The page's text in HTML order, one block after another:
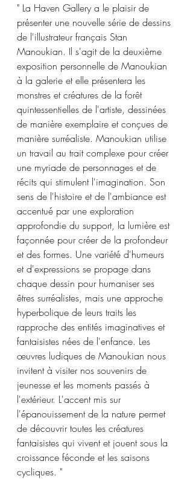
" La Haven Gallery a le plaisir de
présenter une nouvelle série de dessins
de l'illustrateur français Stan
Manoukian. Il s'agit de la deuxième
exposition personnelle de Manoukian
à la galerie et elle présentera les
monstres et créatures de la forêt
quintessentielles de l'artiste, dessinées
de manière exemplaire et conçues de
manière surréaliste. Manoukian utilise
un travail au trait complexe pour créer
une myriade de personnages et de
récits qui stimulent l'imagination. Son
sens de l'histoire et de l'ambiance est
accentué par une exploration
approfondie du support, la lumière est
façonnée pour créer de la profondeur
et des formes. Une variété d'humeurs
et d'expressions se propage dans
chaque dessin pour humaniser ses
êtres surréalistes, mais une approche
hyperbolique de leurs traits les
rapproche des entités imaginatives et
fantaisistes nées de l'enfance. Les
œuvres ludiques de Manoukian nous
invitent à visiter nos souvenirs de
jeunesse et les moments passés à
l'extérieur. L'accent mis sur
l'épanouissement de la nature permet
de découvrir toutes les créatures
fantaisistes qui vivent et jouent sous la
croissance féconde et les saisons
cycliques. "